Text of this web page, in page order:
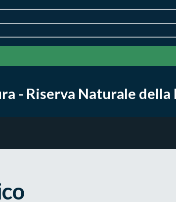
- Riserva Naturale